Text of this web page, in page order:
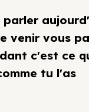
parler
venir vous
c'est ce
tu l'as